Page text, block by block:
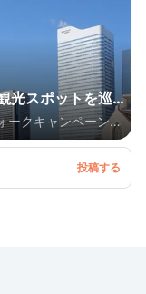
光スポットを巡
ークキャンペーン』
たアプリを使い、横
1人でも楽しめるイ
着したり、ミッショ